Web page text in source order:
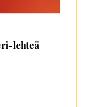
lehteä